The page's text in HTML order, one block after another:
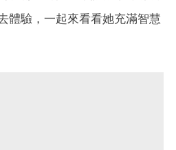
體驗，一起來看看她充滿智慧